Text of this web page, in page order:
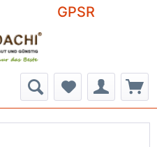
GPSR